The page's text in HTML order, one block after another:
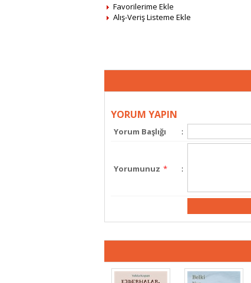
Favorilerime Ekle
Alış-Veriş Listeme Ekle
YORUM YAPIN
Yorum Başlığı :
Yorumunuz * :